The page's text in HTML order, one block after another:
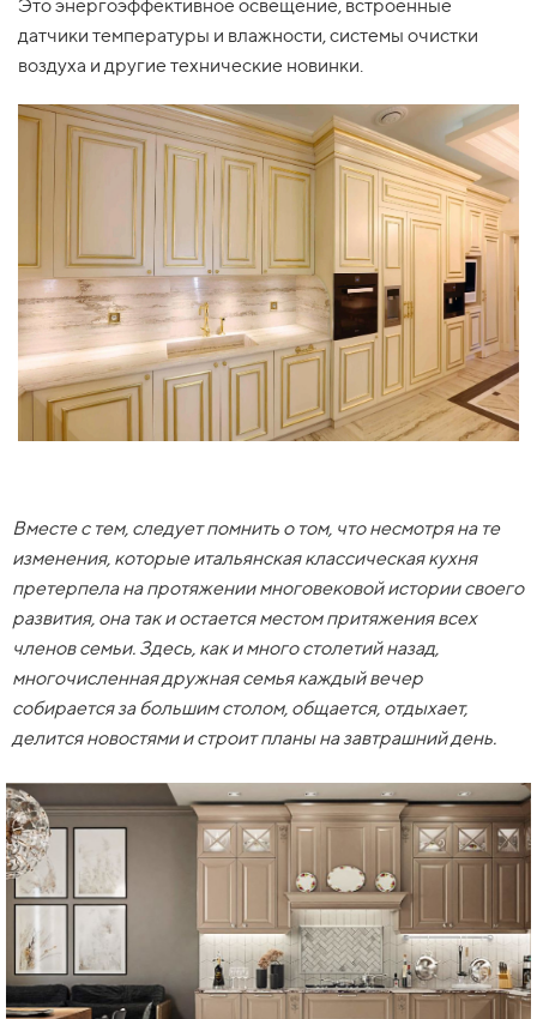
Это энергоэффективное освещение, встроенные
датчики температуры и влажности, системы очистки
воздуха и другие технические новинки.
Вместе с тем, следует помнить о том, что несмотря на те
изменения, которые итальянская классическая кухня
претерпела на протяжении многовековой истории своего
развития, она так и остается местом притяжения всех
членов семьи. Здесь, как и много столетий назад,
многочисленная дружная семья каждый вечер
собирается за большим столом, общается, отдыхает,
делится новостями и строит планы на завтрашний день.